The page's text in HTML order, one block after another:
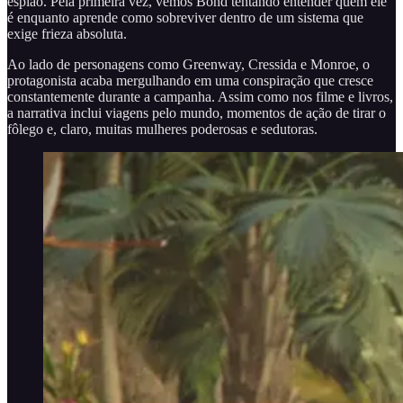
é enquanto aprende como sobreviver dentro de um sistema que
exige frieza absoluta.
Ao lado de personagens como Greenway, Cressida e Monroe, o
protagonista acaba mergulhando em uma conspiração que cresce
constantemente durante a campanha. Assim como nos filme e livros,
a narrativa inclui viagens pelo mundo, momentos de ação de tirar o
fôlego e, claro, muitas mulheres poderosas e sedutoras.